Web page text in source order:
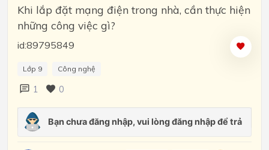
Khi lắp đặt mạng điện trong nhà, cần thực hiện
những công việc gì?
id:89795849
Lớp 9 Công nghệ
1 0